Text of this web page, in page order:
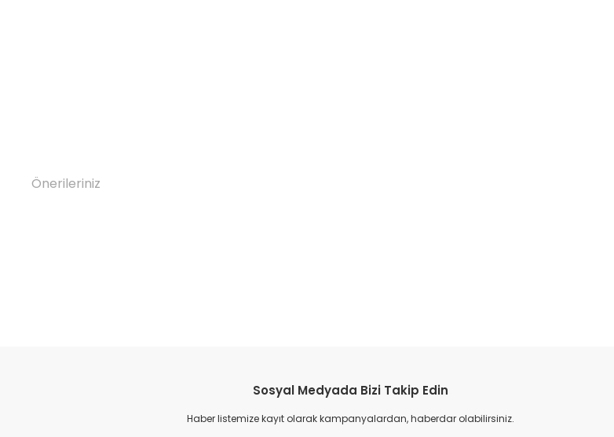
Önerileriniz
Sosyal Medyada Bizi Takip Edin
Haber listemize kayıt olarak kampanyalardan, haberdar olabilirsiniz.